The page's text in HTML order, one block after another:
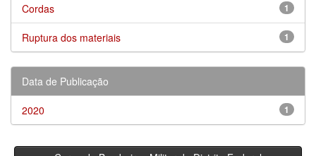
1
Cordas
1
Ruptura dos materiais
Data de Publicação
1
2020